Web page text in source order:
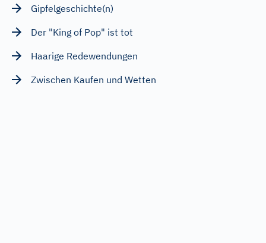
Gipfelgeschichte(n)
Der "King of Pop" ist tot
Haarige Redewendungen
Zwischen Kaufen und Wetten